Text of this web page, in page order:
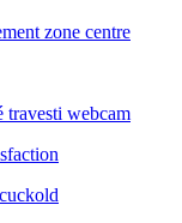
zone centre
travesti webcam